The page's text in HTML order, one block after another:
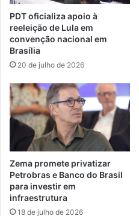
PDT oficializa apoio à
reeleição de Lula em
convenção nacional em
Brasília
20 de julho de 2026
Zema promete privatizar
Petrobras e Banco do Brasil
para investir em
infraestrutura
18 de julho de 2026